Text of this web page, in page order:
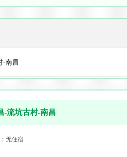
-南昌
-流坑古村-南昌
无住宿